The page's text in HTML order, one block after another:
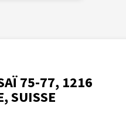
75-77, 1216
SUISSE